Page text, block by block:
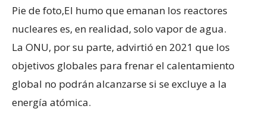
Pie de foto,El humo que emanan los reactores
nucleares es, en realidad, solo vapor de agua.
La ONU, por su parte, advirtió en 2021 que los
objetivos globales para frenar el calentamiento
global no podrán alcanzarse si se excluye a la
energía atómica.